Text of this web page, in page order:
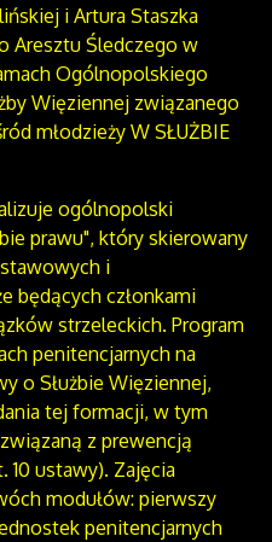
i Artura Staszka
Aresztu Śledczego w
Ogólnopolskiego
Więziennej związanego
młodzieży W SŁUŻBIE
ogólnopolski
prawu", który skierowany
i
będących członkami
strzeleckich. Program
penitencjarnych na
o Służbie Więziennej,
tej formacji, w tym
z prewencją
10 ustawy). Zajęcia
modułów: pierwszy
penitencjarnych